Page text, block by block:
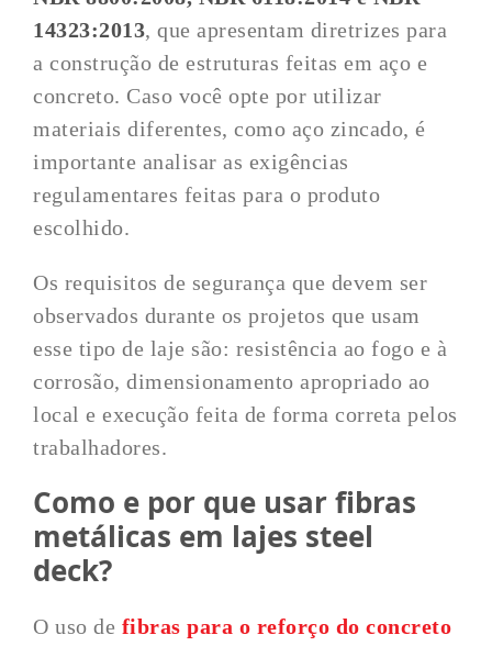
14323:2013, que apresentam diretrizes para
a construção de estruturas feitas em aço e
concreto. Caso você opte por utilizar
materiais diferentes, como aço zincado, é
importante analisar as exigências
regulamentares feitas para o produto
escolhido.
Os requisitos de segurança que devem ser
observados durante os projetos que usam
esse tipo de laje são: resistência ao fogo e à
corrosão, dimensionamento apropriado ao
local e execução feita de forma correta pelos
trabalhadores.
Como e por que usar fibras
metálicas em lajes steel
deck?
O uso de fibras para o reforço do concreto